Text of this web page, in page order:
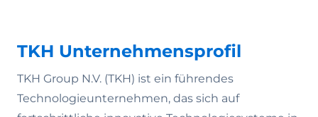
TKH Unternehmensprofil
TKH Group N.V. (TKH) ist ein führendes
Technologieunternehmen, das sich auf